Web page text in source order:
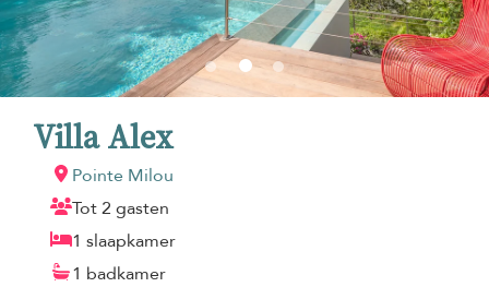
Villa Alex
Pointe Milou
Tot 2 gasten
1 slaapkamer
1 badkamer